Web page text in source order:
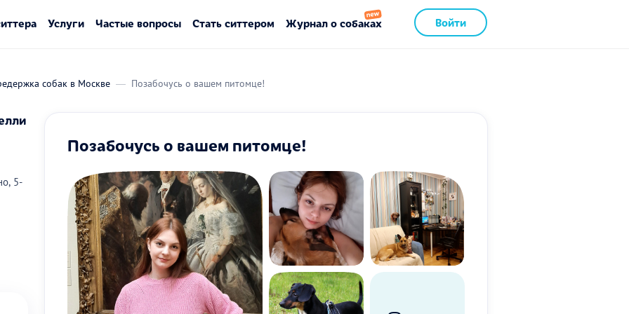
Войти
Услуги Частые вопросы Стать ситтером Журнал о собаках
собак в Москве Позабочусь о вашем питомце!
5-
Позабочусь о вашем питомце!